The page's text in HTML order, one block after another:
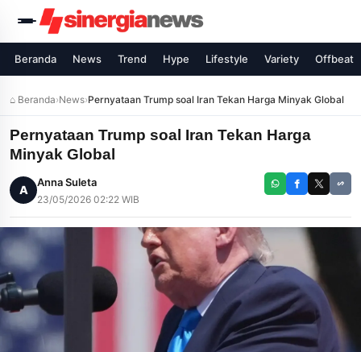
Beranda News Trend Hype Lifestyle Variety Offbeat
⌂ Beranda›News›Pernyataan Trump soal Iran Tekan Harga Minyak Global
Pernyataan Trump soal Iran Tekan Harga
Minyak Global
A
Anna Suleta
23/05/2026 02:22 WIB